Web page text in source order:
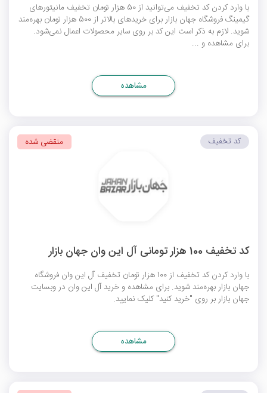
با وارد کردن کد تخفیف می‌توانید از 50 هزار تومان تخفیف مانیتورهای
گیمینگ فروشگاه جهان بازار برای خریدهای بالاتر از 500 هزار تومان بهره‌مند
شوید. لازم به ذکر است این کد بر روی سایر محصولات اعمال نمی‌شود.
برای مشاهده و ...
مشاهده
کد تخفیف 100 هزار تومانی آل این وان جهان بازار
با وارد کردن کد تخفیف از 100 هزار تومان تخفیف آل این وان فروشگاه
جهان بازار بهره‌مند شوید. برای مشاهده و خرید آل این وان در وبسایت
جهان بازار بر روی "خرید کنید" کلیک نمایید.
کد تخفیف منقضی شده
مشاهده